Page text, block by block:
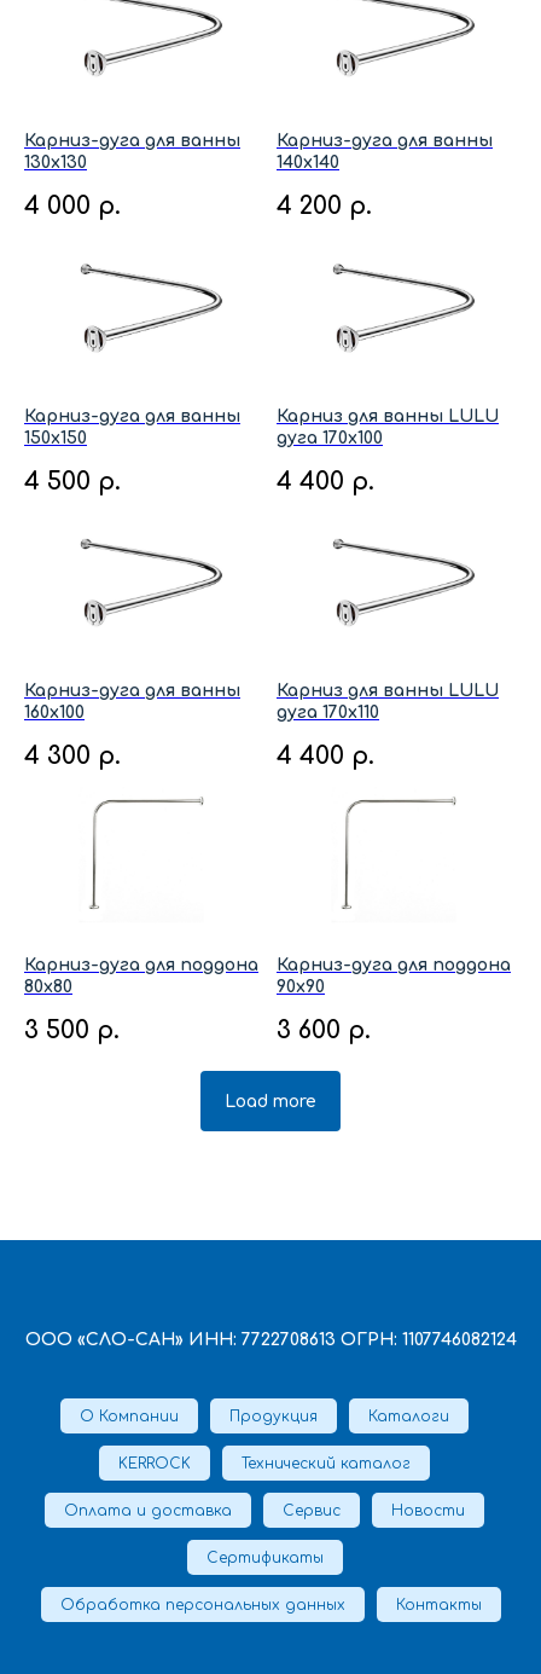
Карниз-дуга для ванны
130x130
4 000 р.
Карниз-дуга для ванны
140x140
4 200 р.
Карниз-дуга для ванны
150x150
4 500 р.
Карниз для ванны LULU
дуга 170x100
4 400 р.
Карниз-дуга для ванны
160x100
4 300 р.
Карниз для ванны LULU
дуга 170x110
4 400 р.
Карниз-дуга для поддона
80x80
3 500 р.
Карниз-дуга для поддона
90x90
3 600 р.
Load more
ООО «СЛО-САН» ИНН: 7722708613 ОГРН: 1107746082124
О Компании Продукция Каталоги
KERROCK Технический каталог
Оплата и доставка Сервис Новости
Сертификаты
Обработка персональных данных Контакты